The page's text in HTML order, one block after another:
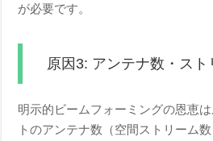
が必要です。
原因3: アンテナ数・ス
明示的ビームフォーミングの恩恵
トのアンテナ数（空間ストリーム